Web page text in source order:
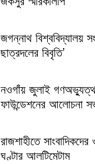
জগন্নাথ বিশ্ববিদ্যালয়
ছাত্রদলের বিবৃতি’
নওগাঁয় জুলাই
ফাউন্ডেশনের আলোচনা
রাজশাহীতে
ঘণ্টার আলটিমেটাম